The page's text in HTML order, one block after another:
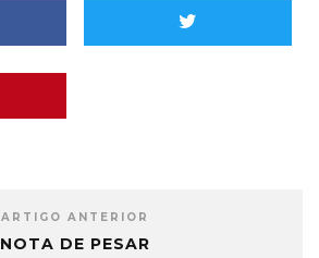
ARTIGO ANTERIOR
NOTA DE PESAR